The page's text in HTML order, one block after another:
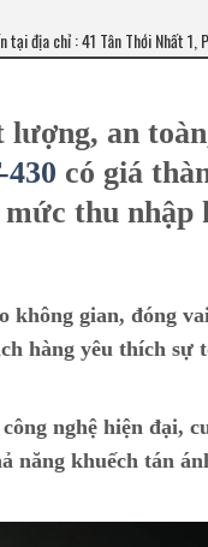
chỉ : 41 Tân Thới Nhất 1,
lượng, an
có giá
thu nhập
không gian, đóng
hàng yêu thích sự
nghệ hiện đại,
khuếch tán